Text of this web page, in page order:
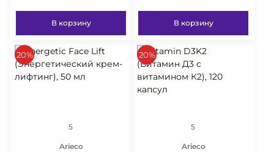
В корзину В корзину
скидка
20%
рейтинг
5
Arieco
скидка
20%
рейтинг
5
Arieco